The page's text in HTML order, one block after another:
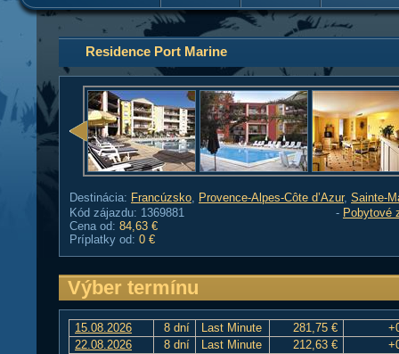
Residence Port Marine
Destinácia: Francúzsko, Provence-Alpes-Côte d’Azur, Sainte-
Kód zájazdu: 1369881
Cena od: 84,63 €
Príplatky od: 0 €
- Pobytové
Výber termínu
15.08.2026 8 dní Last Minute 281,75 €
22.08.2026
8 dní Last Minute 212,63 €